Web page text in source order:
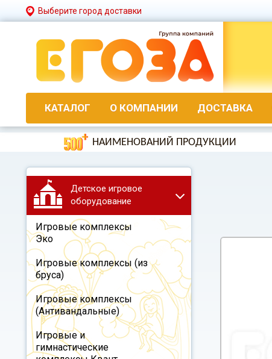
Выберите город доставки
КАТАЛОГ О КОМПАНИИ ДОСТАВКА
НАИМЕНОВАНИЙ ПРОДУКЦИИ
Детское игровое
оборудование
Игровые комплексы
Эко
Игровые комплексы (из
бруса)
Игровые комплексы
(Антивандальные)
Игровые и
гимнастические